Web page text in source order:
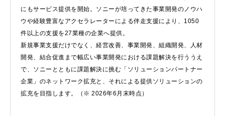
にもサービス提供を開始。ソニーが培ってきた事業開発のノウハ
ウや経験豊富なアクセラレーターによる伴走支援により、1050
件以上の支援を27業種の企業へ提供。
新規事業支援だけでなく、経営改善、事業開発、組織開発、人材
開発、結合促進まで幅広い事業開発における課題解決を行ううえ
で、ソニーとともに課題解決に挑む「ソリューションパートナー
企業」のネットワーク拡充と、それによる提供ソリューションの
拡充を目指します。（※ 2026年6月末時点）